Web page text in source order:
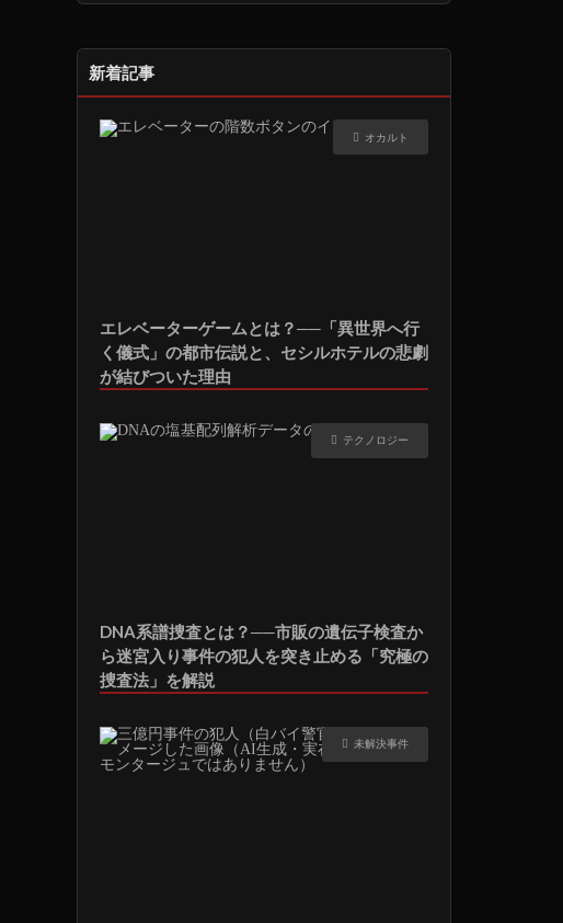
新着記事
オカルト
エレベーターゲームとは？──「異世界へ行
く儀式」の都市伝説と、セシルホテルの悲劇
が結びついた理由
テクノロジー
DNA系譜捜査とは？──市販の遺伝子検査か
ら迷宮入り事件の犯人を突き止める「究極の
捜査法」を解説
未解決事件